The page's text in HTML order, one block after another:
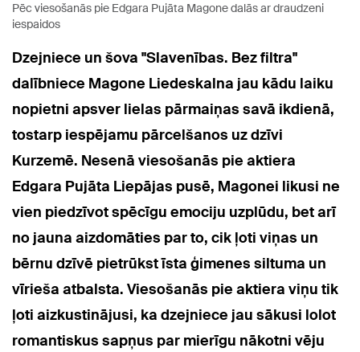
Pēc viesošanās pie Edgara Pujāta Magone dalās ar draudzeni
iespaidos
Dzejniece un šova "Slavenības. Bez filtra"
dalībniece Magone Liedeskalna jau kādu laiku
nopietni apsver lielas pārmaiņas savā ikdienā,
tostarp iespējamu pārcelšanos uz dzīvi
Kurzemē. Nesenā viesošanās pie aktiera
Edgara Pujāta Liepājas pusē, Magonei likusi ne
vien piedzīvot spēcīgu emociju uzplūdu, bet arī
no jauna aizdomāties par to, cik ļoti viņas un
bērnu dzīvē pietrūkst īsta ģimenes siltuma un
vīrieša atbalsta. Viesošanās pie aktiera viņu tik
ļoti aizkustinājusi, ka dzejniece jau sākusi lolot
romantiskus sapņus par mierīgu nākotni vēju